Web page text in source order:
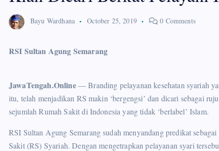
Bayu Wardhana October 25, 2019 0 Comments
RSI Sultan Agung Semarang
JawaTengah.Online— Branding pelayanan kesehatan syariah
itu, telah menjadikan RS makin ‘bergengsi’ dan dicari sebagai
sejumlah Rumah Sakit di Indonesia yang tidak ‘berlabel’ Islam.
RSI Sultan Agung Semarang sudah menyandang predikat
Sakit (RS) Syariah. Dengan mengetrapkan pelayanan syari